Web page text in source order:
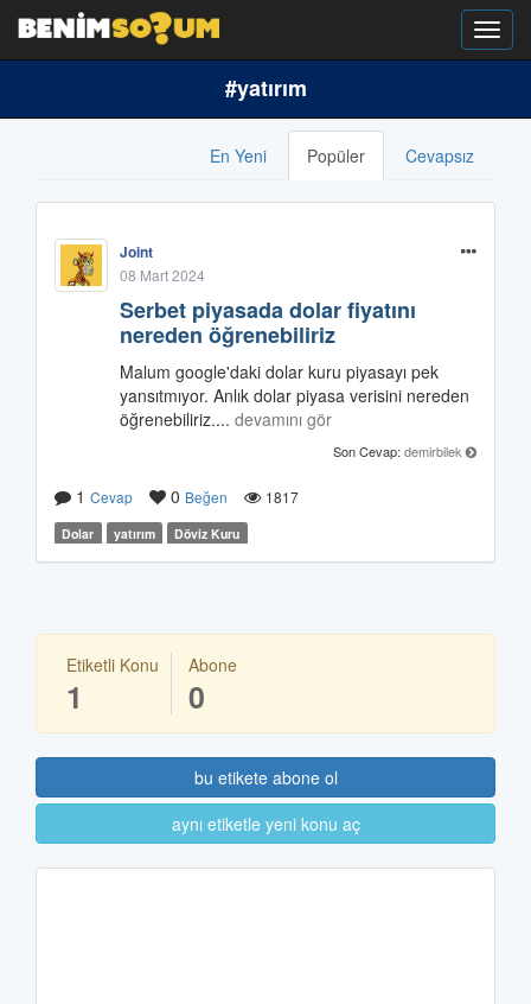
#yatırım
En Yeni Popüler Cevapsız
Joint
08 Mart 2024
Serbet piyasada dolar fiyatını
nereden öğrenebiliriz
Malum google'daki dolar kuru piyasayı pek
yansıtmıyor. Anlık dolar piyasa verisini nereden
öğrenebiliriz.... devamını gör
Son Cevap: demirbilek
1 Cevap 0 Beğen 1817
Dolar yatırım Döviz Kuru
Etiketli Konu
1
Abone
0
bu etikete abone ol
aynı etiketle yeni konu aç